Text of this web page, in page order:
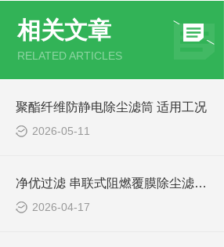
相关文章
RELATED ARTICLES
聚酯纤维防静电除尘滤筒 适用工况
2026-05-11
净优过滤 串联式阻燃覆膜除尘滤筒介绍
2026-04-17